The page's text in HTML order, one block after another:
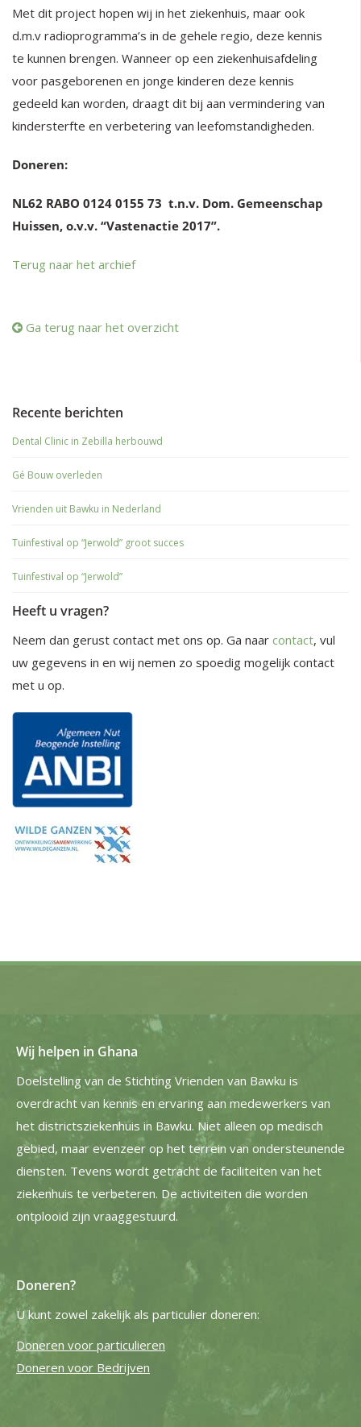
Met dit project hopen wij in het ziekenhuis, maar ook
d.m.v radioprogramma’s in de gehele regio, deze kennis
te kunnen brengen. Wanneer op een ziekenhuisafdeling
voor pasgeborenen en jonge kinderen deze kennis
gedeeld kan worden, draagt dit bij aan vermindering van
kindersterfte en verbetering van leefomstandigheden.
Doneren:
NL62 RABO 0124 0155 73 t.n.v. Dom. Gemeenschap
Huissen, o.v.v. “Vastenactie 2017”.
Terug naar het archief
Ga terug naar het overzicht
Recente berichten
Dental Clinic in Zebilla herbouwd
Gé Bouw overleden
Vrienden uit Bawku in Nederland
Tuinfestival op “Jerwold” groot succes
Tuinfestival op “Jerwold”
Heeft u vragen?
Neem dan gerust contact met ons op. Ga naar contact, vul
uw gegevens in en wij nemen zo spoedig mogelijk contact
met u op.
Wij helpen in Ghana
Doelstelling van de Stichting Vrienden van Bawku is
overdracht van kennis en ervaring aan medewerkers van
het districtsziekenhuis in Bawku. Niet alleen op medisch
gebied, maar evenzeer op het terrein van ondersteunende
diensten. Tevens wordt getracht de faciliteiten van het
ziekenhuis te verbeteren. De activiteiten die worden
ontplooid zijn vraaggestuurd.
Doneren?
U kunt zowel zakelijk als particulier doneren:
Doneren voor particulieren
Doneren voor Bedrijven